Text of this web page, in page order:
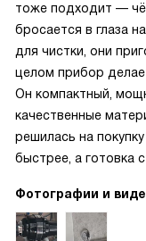
тоже подходит —
бросается в глаза
для чистки, они
целом прибор
Он компактный,
качественные
решилась на
быстрее, а готовка
Фотографии и